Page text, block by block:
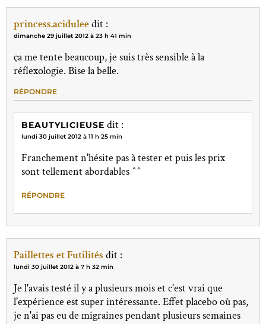
princess.aciduleedit :
dimanche 29 juillet 2012 à 23 h 41 min
ça me tente beaucoup, je suis très sensible à la
réflexologie. Bise la belle.
RÉPONDRE
BEAUTYLICIEUSE dit :
lundi 30 juillet 2012 à 11 h 25 min
Franchement n'hésite pas à tester et puis les prix
sont tellement abordables ^^
RÉPONDRE
Paillettes et Futilités dit :
lundi 30 juillet 2012 à 7 h 32 min
Je l'avais testé il y a plusieurs mois et c'est vrai que
l'expérience est super intéressante. Effet placebo où pas,
je n'ai pas eu de migraines pendant plusieurs semaines